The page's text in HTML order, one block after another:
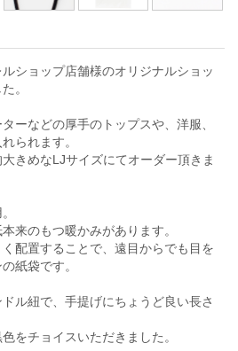
ショップ店舗様のオリジナルショッ
。
ーなどの厚手のトップスや、洋服、
られます。
きめなLJサイズにてオーダー頂きま
来のもつ暖かみがあります。
配置することで、遠目からでも目を
紙袋です。
ル紐で、手提げにちょうど良い長さ
をチョイスいただきました。